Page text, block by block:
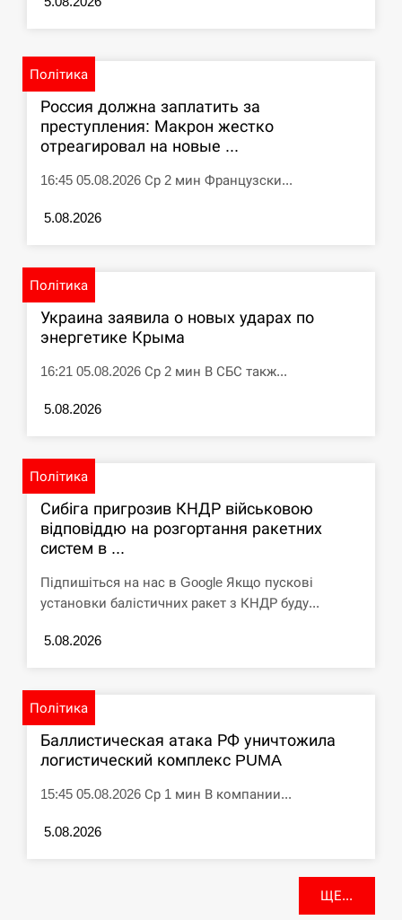
СЕРПЕНЬ
11:40
У зоопарку Токіо через спеку загинули три
левиці
Політика
Россия должна заплатить за
преступления: Макрон жестко
отреагировал на новые ...
16:45 05.08.2026 Ср 2 мин Французски...
5.08.2026
Політика
Украина заявила о новых ударах по
энергетике Крыма
16:21 05.08.2026 Ср 2 мин В СБС такж...
5.08.2026
Політика
Сибіга пригрозив КНДР військовою
відповіддю на розгортання ракетних
систем в ...
Підпишіться на нас в Google Якщо пускові
установки балістичних ракет з КНДР буду...
5.08.2026
Політика
Баллистическая атака РФ уничтожила
логистический комплекс PUMA
15:45 05.08.2026 Ср 1 мин В компании...
5.08.2026
ЩЕ...